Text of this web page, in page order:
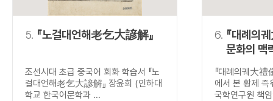
5. 『노걸대언해老乞大諺解』
조선시대 초급 중국어 회화 학습서 『노
걸대언해老乞大諺解』 장윤희 (인하대
학교 한국어문학과 ...
6. 『대례의
문화의 맥
즉위식
『대례의궤大禮
에서 본 황제 즉
국학연구원 책